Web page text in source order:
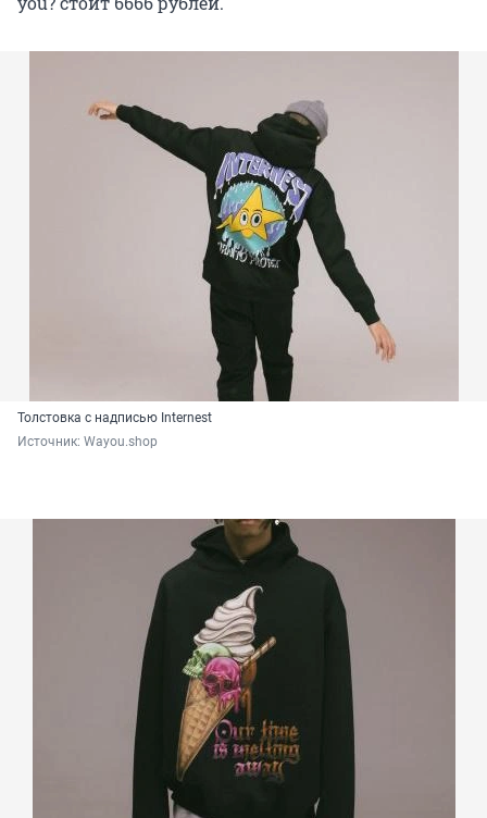
Толстовка с надписью Internest
Источник: Wayou.shop